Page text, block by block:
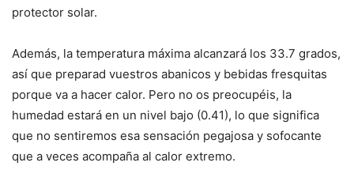
protector solar.
Además, la temperatura máxima alcanzará los 33.7 grados,
así que preparad vuestros abanicos y bebidas fresquitas
porque va a hacer calor. Pero no os preocupéis, la
humedad estará en un nivel bajo (0.41), lo que significa
que no sentiremos esa sensación pegajosa y sofocante
que a veces acompaña al calor extremo.